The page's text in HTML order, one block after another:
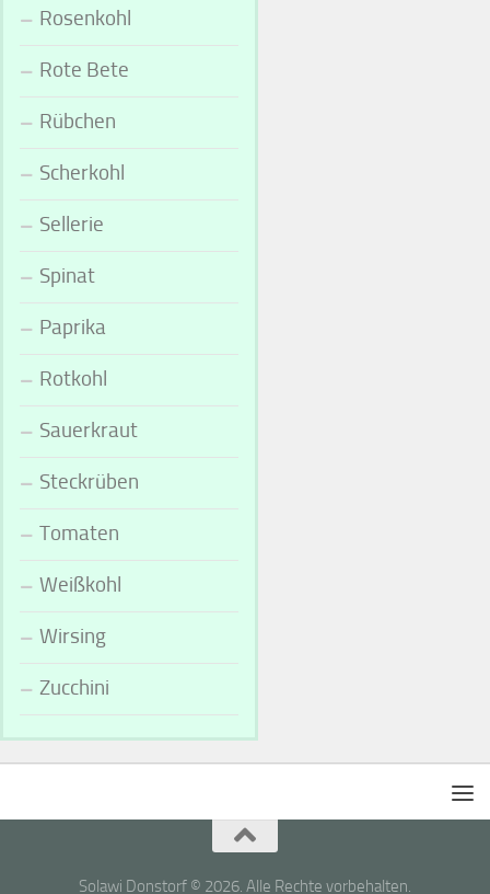
Rosenkohl
Rote Bete
Rübchen
Scherkohl
Sellerie
Spinat
Paprika
Rotkohl
Sauerkraut
Steckrüben
Tomaten
Weißkohl
Wirsing
Zucchini
Solawi Donstorf © 2026. Alle Rechte vorbehalten.